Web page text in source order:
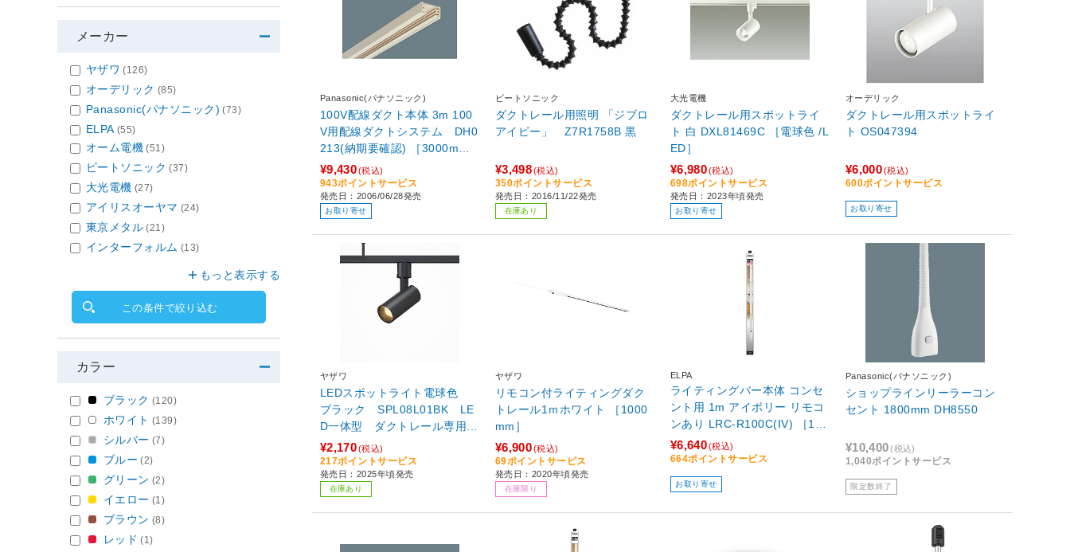
Panasonic(パナソニック)
100V配線ダクト本体 3m 100
V用配線ダクトシステム DH0
213(納期要確認) ［3000m
m］
¥9,430(税込)
943ポイントサービス
発売日：2006/06/28発売
お取り寄せ
ビートソニック
ダクトレール用照明 「ジブロ
アイビー」 Z7R1758B 黒
¥3,498(税込)
350ポイントサービス
発売日：2016/11/22発売
在庫あり
大光電機
ダクトレール用スポットライ
ト 白 DXL81469C ［電球色 /L
ED］
¥6,980(税込)
698ポイントサービス
発売日：2023年頃発売
お取り寄せ
オーデリック
ダクトレール用スポットライ
ト OS047394
¥6,000(税込)
600ポイントサービス
お取り寄せ
ヤザワ
LEDスポットライト電球色
ブラック SPL08L01BK LE
D一体型 ダクトレール専用照
明 明るさ約720lm ［電球色 /
LED］
¥2,170(税込)
217ポイントサービス
発売日：2025年頃発売
在庫あり
ヤザワ
リモコン付ライティングダク
トレール1ｍホワイト ［1000
mm］
¥6,900(税込)
69ポイントサービス
発売日：2020年頃発売
在庫限り
ELPA
ライティングバー本体 コンセ
ント用 1m アイボリー リモコ
ンあり LRC-R100C(IV) ［100
0mm］
¥6,640(税込)
664ポイントサービス
お取り寄せ
Panasonic(パナソニック)
ショップラインリーラーコン
セント 1800mm DH8550
¥10,400(税込)
1,040ポイントサービス
限定数終了
メーカー
ヤザワ (126)
オーデリック (85)
Panasonic(パナソニック) (73)
ELPA (55)
オーム電機 (51)
ビートソニック (37)
大光電機 (27)
アイリスオーヤマ (24)
東京メタル (21)
インターフォルム (13)
もっと表示する
この条件で絞り込む
カラー
ブラック (120)
ホワイト (139)
シルバー (7)
ブルー (2)
グリーン (2)
イエロー (1)
ブラウン (8)
レッド (1)